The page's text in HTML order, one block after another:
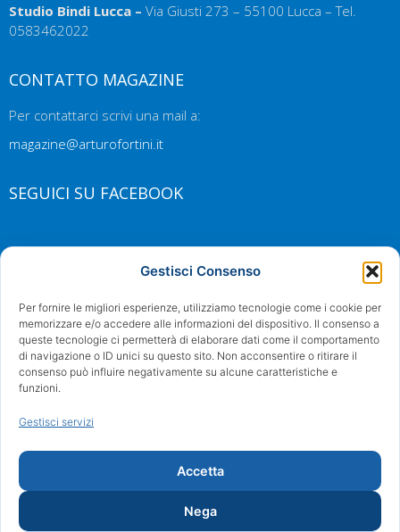
Gestisci Consenso
Per fornire le migliori esperienze, utilizziamo tecnologie come i cookie per
memorizzare e/o accedere alle informazioni del dispositivo. Il consenso a
queste tecnologie ci permetterà di elaborare dati come il comportamento
di navigazione o ID unici su questo sito. Non acconsentire o ritirare il
consenso può influire negativamente su alcune caratteristiche e
funzioni.
Gestisci servizi
Accetta
Nega
Studio Bindi Lucca – Via Giusti 273 – 55100 Lucca – Tel.
0583462022
CONTATTO MAGAZINE
Per contattarci scrivi una mail a:
magazine@arturofortini.it
SEGUICI SU FACEBOOK